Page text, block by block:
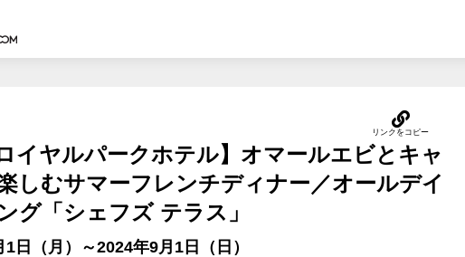
イヤルパークホテル】オマールエビとキャ
しむサマーフレンチディナー／オールデイ
グ「シェフズ テラス」
日（月）～2024年9月1日（日）